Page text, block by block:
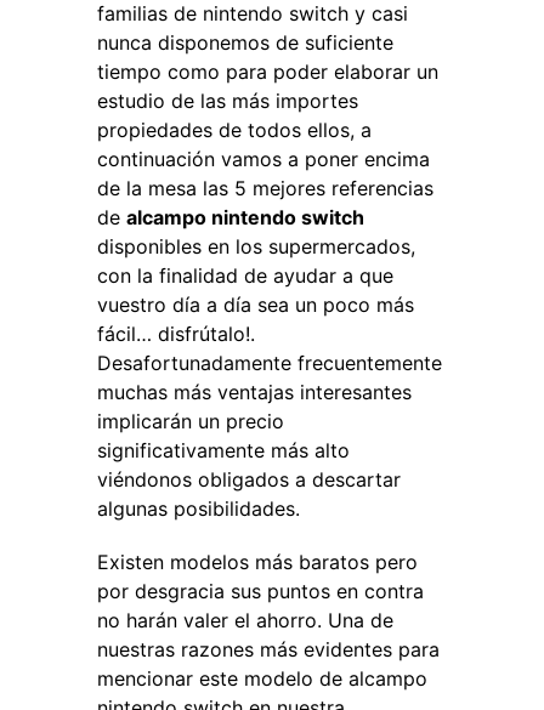
familias de nintendo switch y casi
nunca disponemos de suficiente
tiempo como para poder elaborar un
estudio de las más importes
propiedades de todos ellos, a
continuación vamos a poner encima
de la mesa las 5 mejores referencias
de alcampo nintendo switch
disponibles en los supermercados,
con la finalidad de ayudar a que
vuestro día a día sea un poco más
fácil… disfrútalo!.
Desafortunadamente frecuentemente
muchas más ventajas interesantes
implicarán un precio
significativamente más alto
viéndonos obligados a descartar
algunas posibilidades.
Existen modelos más baratos pero
por desgracia sus puntos en contra
no harán valer el ahorro. Una de
nuestras razones más evidentes para
mencionar este modelo de alcampo